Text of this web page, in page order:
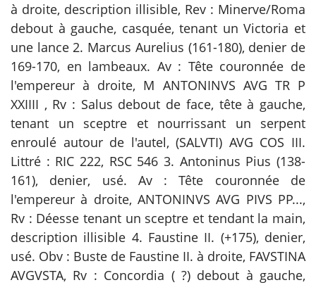
à droite, description illisible, Rev : Minerve/Roma
debout à gauche, casquée, tenant un Victoria et
une lance 2. Marcus Aurelius (161-180), denier de
169-170, en lambeaux. Av : Tête couronnée de
l'empereur à droite, M ANTONINVS AVG TR P
XXIIII , Rv : Salus debout de face, tête à gauche,
tenant un sceptre et nourrissant un serpent
enroulé autour de l'autel, (SALVTI) AVG COS III.
Littré : RIC 222, RSC 546 3. Antoninus Pius (138-
161), denier, usé. Av : Tête couronnée de
l'empereur à droite, ANTONINVS AVG PIVS PP...,
Rv : Déesse tenant un sceptre et tendant la main,
description illisible 4. Faustine II. (+175), denier,
usé. Obv : Buste de Faustine II. à droite, FAVSTINA
AVGVSTA, Rv : Concordia ( ?) debout à gauche,